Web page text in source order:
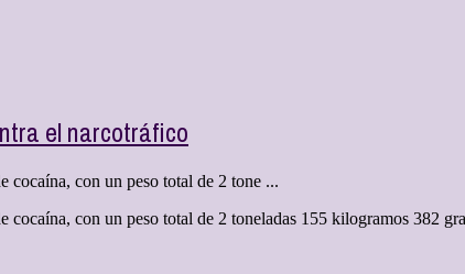
el narcotráfico
cocaína, con un peso total de 2 tone ...
con un peso total de 2 toneladas 155 kilogramos 382